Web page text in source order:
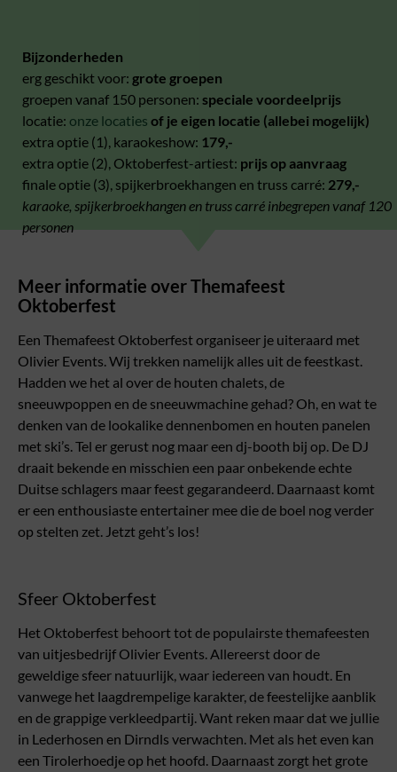
Bijzonderheden
erg geschikt voor: grote groepen
groepen vanaf 150 personen: speciale voordeelprijs
locatie: onze locaties of je eigen locatie (allebei mogelijk)
extra optie (1), karaokeshow: 179,-
extra optie (2), Oktoberfest-artiest: prijs op aanvraag
finale optie (3), spijkerbroekhangen en truss carré: 279,-
karaoke, spijkerbroekhangen en truss carré inbegrepen vanaf 120
personen
Meer informatie over Themafeest
Oktoberfest
Een Themafeest Oktoberfest organiseer je uiteraard met
Olivier Events. Wij trekken namelijk alles uit de feestkast.
Hadden we het al over de houten chalets, de
sneeuwpoppen en de sneeuwmachine gehad? Oh, en wat te
denken van de lookalike dennenbomen en houten panelen
met ski’s. Tel er gerust nog maar een dj-booth bij op. De DJ
draait bekende en misschien een paar onbekende echte
Duitse schlagers maar feest gegarandeerd. Daarnaast komt
er een enthousiaste entertainer mee die de boel nog verder
op stelten zet. Jetzt geht’s los!
Sfeer Oktoberfest
Het Oktoberfest behoort tot de populairste themafeesten
van uitjesbedrijf Olivier Events. Allereerst door de
geweldige sfeer natuurlijk, waar iedereen van houdt. En
vanwege het laagdrempelige karakter, de feestelijke aanblik
en de grappige verkleedpartij. Want reken maar dat we jullie
in Lederhosen en Dirndls verwachten. Met als het even kan
een Tirolerhoedje op het hoofd. Daarnaast zorgt het grote